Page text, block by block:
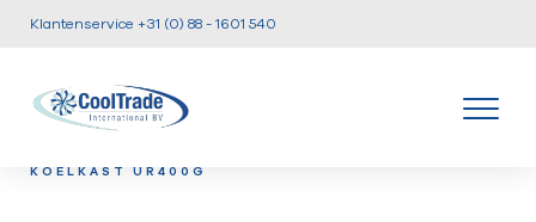
Klantenservice +31 (0) 88 - 1601 540
KOELKAST UR400G